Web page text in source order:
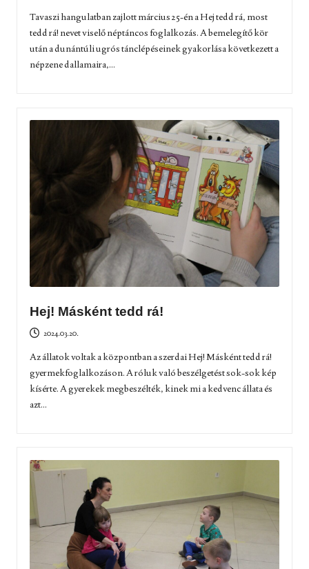
Tavaszi hangulatban zajlott március 25-én a Hej tedd rá, most
tedd rá! nevet viselő néptáncos foglalkozás. A bemelegítő kör
után a dunántúli ugrós tánclépéseinek gyakorlása következett a
népzene dallamaira,...
Hej! Másként tedd rá!
2024.03.20.
Az állatok voltak a központban a szerdai Hej! Másként tedd rá!
gyermekfoglalkozáson. A róluk való beszélgetést sok-sok kép
kísérte. A gyerekek megbeszélték, kinek mi a kedvenc állata és
azt...